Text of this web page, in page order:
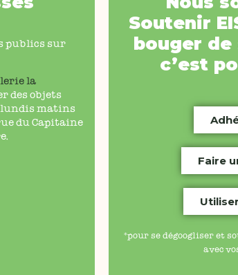
publics sur
la
des objets
lundis matins
du Capitaine
Soutenir
bouger de
c’est
Faire
*pour se dégoogliser et
avec